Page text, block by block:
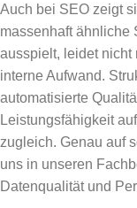
Auch bei SEO zeigt
massenhaft ähnliche
ausspielt, leidet nicht
interne Aufwand.
automatisierte
Leistungsfähigkeit
zugleich. Genau auf
uns in unseren
Datenqualität und